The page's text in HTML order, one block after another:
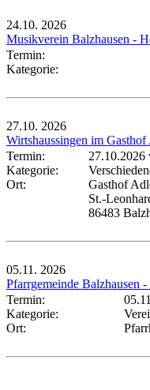
24.10. 2026
Musikverein Balzhausen -
Termin:
Kategorie:
27.10. 2026
Wirtshaussingen im
Termin:
27.10.2026
Kategorie:
Ort:
Gasthof
St.-
86483
05.11. 2026
Pfarrgemeinde Balzhausen
Termin:
Kategorie:
Ort: